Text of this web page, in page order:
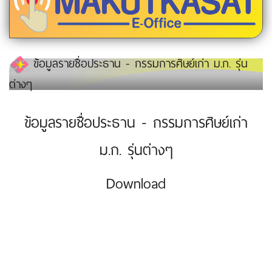
ข้อมูลรายชื่อประธาน - กรรมการศิษย์เก่า ม.ก. รุ่น
ต่างๆ
ข้อมูลรายชื่อประธาน - กรรมการศิษย์เก่า
ม.ก. รุ่นต่างๆ
Download